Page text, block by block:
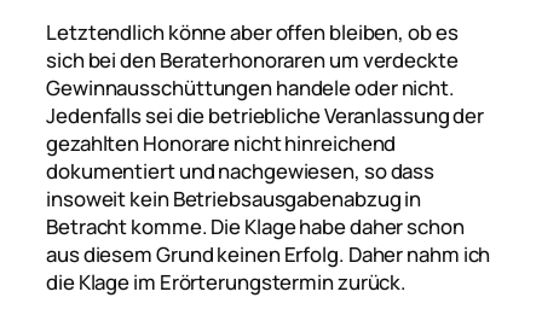
Letztendlich könne aber offen bleiben, ob es
sich bei den Beraterhonoraren um verdeckte
Gewinnausschüttungen handele oder nicht.
Jedenfalls sei die betriebliche Veranlassung der
gezahlten Honorare nicht hinreichend
dokumentiert und nachgewiesen, so dass
insoweit kein Betriebsausgabenabzug in
Betracht komme. Die Klage habe daher schon
aus diesem Grund keinen Erfolg. Daher nahm ich
die Klage im Erörterungstermin zurück.